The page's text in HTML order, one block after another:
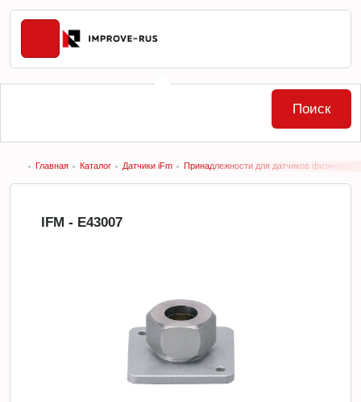
Главная Каталог Датчики iFm Принадлежности для датчиков
IFM - E43007
Поиск